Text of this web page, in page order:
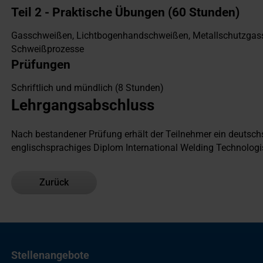
Teil 2 - Praktische Übungen (60 Stunden)
Gasschweißen, Lichtbogenhandschweißen,
Schweißprozesse
Prüfungen
Schriftlich und mündlich (8 Stunden)
Lehrgangsabschluss
Nach bestandener Prüfung erhält der Teilnehmer ein
englischsprachiges Diplom International Welding
Zurück
Stellenangebote